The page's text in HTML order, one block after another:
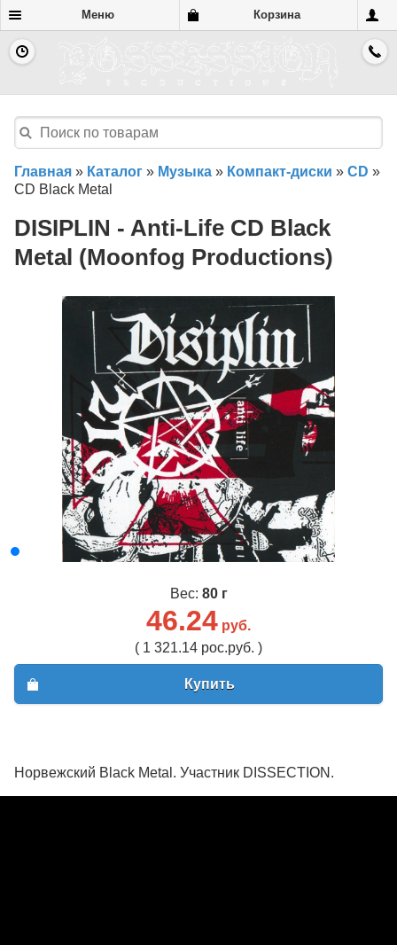
Меню Корзина
Главная » Каталог » Музыка » Компакт-диски » CD »
CD Black Metal
DISIPLIN - Anti-Life CD Black
Metal (Moonfog Productions)
Вес: 80 г
46.24 руб.
( 1 321.14 рос.руб. )
Купить
Норвежский Black Metal. Участник DISSECTION.